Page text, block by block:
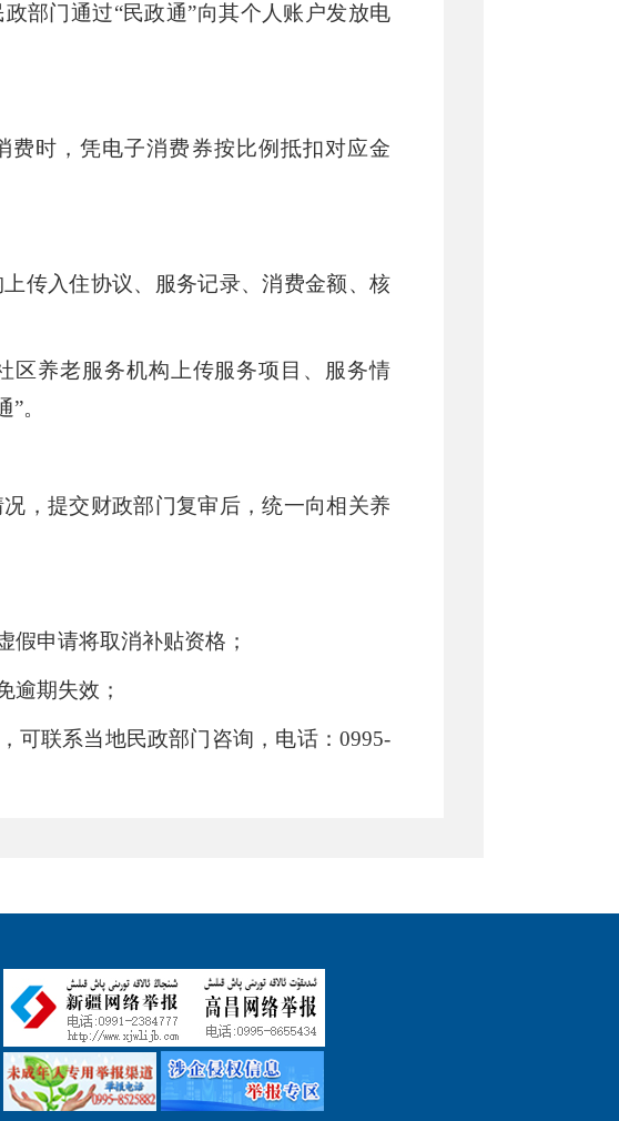
部门通过“民政通”向其个人账户发放电
费时，凭电子消费券按比例抵扣对应金
传入住协议、服务记录、消费金额、核
区养老服务机构上传服务项目、服务情
”。
，提交财政部门复审后，统一向相关养
假申请将取消补贴资格；
逾期失效；
可联系当地民政部门咨询，电话： 0995-